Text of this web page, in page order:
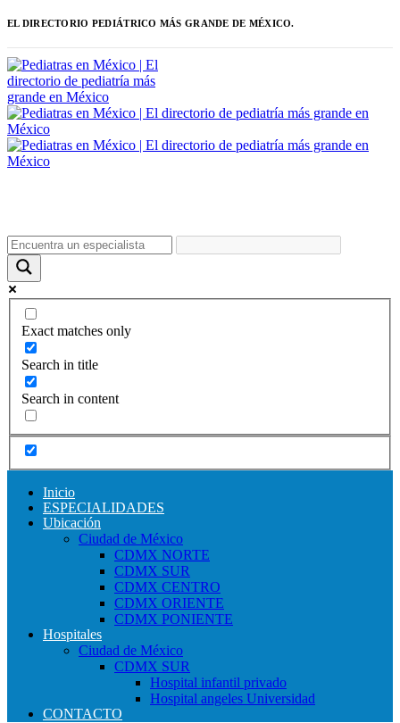
EL DIRECTORIO PEDIÁTRICO MÁS GRANDE DE MÉXICO.
Exact matches only
Search in title
Search in content
Inicio
ESPECIALIDADES
Ubicación
Ciudad de México
CDMX NORTE
CDMX SUR
CDMX CENTRO
CDMX ORIENTE
CDMX PONIENTE
Hospitales
Ciudad de México
CDMX SUR
Hospital infantil privado
Hospital angeles Universidad
CONTACTO